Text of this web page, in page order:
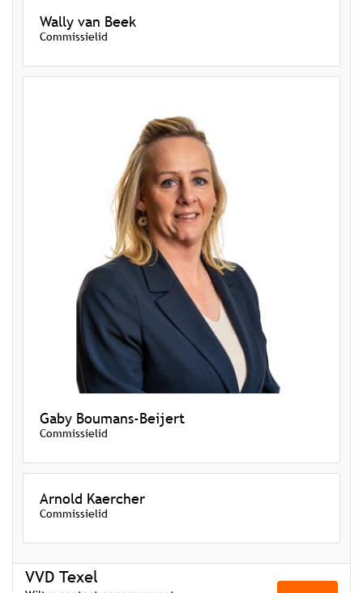
Wally van Beek
Commissielid
Gaby Boumans-Beijert
Commissielid
Arnold Kaercher
Commissielid
VVD Texel